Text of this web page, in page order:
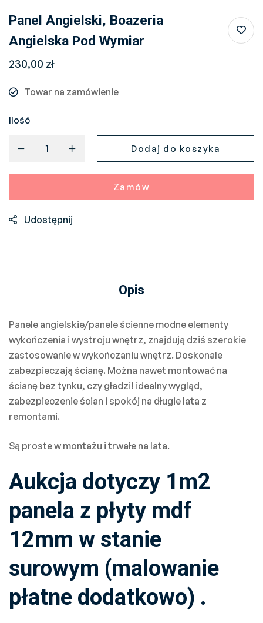
Panel Angielski, Boazeria
Angielska Pod Wymiar
230,00 zł
Towar na zamówienie
Ilość
Dodaj do koszyka
Zamów
Udostępnij
Opis
Panele angielskie/panele ścienne modne elementy
wykończenia i wystroju wnętrz, znajdują dziś szerokie
zastosowanie w wykończaniu wnętrz. Doskonale
zabezpieczają ścianę. Można nawet montować na
ścianę bez tynku, czy gładzi! idealny wygląd,
zabezpieczenie ścian i spokój na długie lata z
remontami.
Są proste w montażu i trwałe na lata.
Aukcja dotyczy 1m2
panela z płyty mdf
12mm w stanie
surowym (malowanie
płatne dodatkowo) .